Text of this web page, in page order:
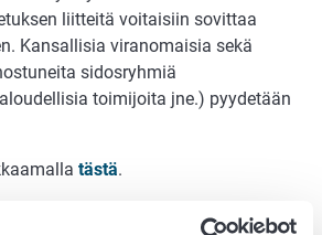
liitteitä voitaisiin sovittaa
Kansallisia viranomaisia sekä
sidosryhmiä
toimijoita jne.) pyydetään
tästä.
jätetyt ehdotukset